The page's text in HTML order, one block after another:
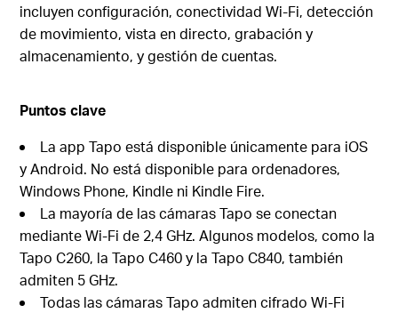
incluyen configuración, conectividad Wi-Fi, detección
de movimiento, vista en directo, grabación y
almacenamiento, y gestión de cuentas.
Puntos clave
La app Tapo está disponible únicamente para iOS
y Android. No está disponible para ordenadores,
Windows Phone, Kindle ni Kindle Fire.
La mayoría de las cámaras Tapo se conectan
mediante Wi-Fi de 2,4 GHz. Algunos modelos, como la
Tapo C260, la Tapo C460 y la Tapo C840, también
admiten 5 GHz.
Todas las cámaras Tapo admiten cifrado Wi-Fi